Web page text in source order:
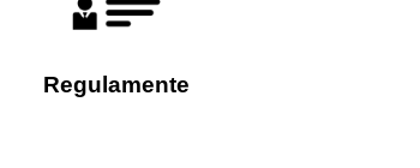
Regulamente